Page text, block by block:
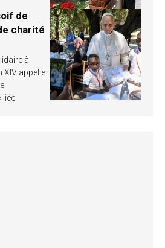
de
charité
à
XIV appelle